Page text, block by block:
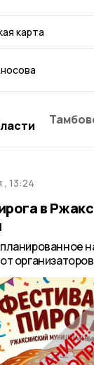
карта
, 13:24
в